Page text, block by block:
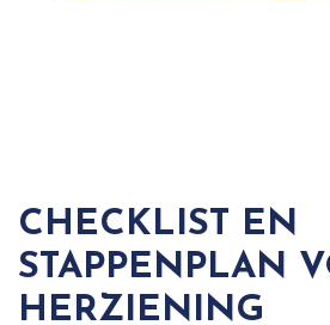
CHECKLIST EN
STAPPENPLAN
HERZIENING